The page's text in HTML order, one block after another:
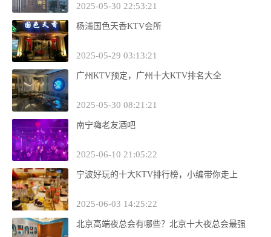
2025-05-30 22:53:21
杨浦国色天香KTV会所
2025-05-29 03:13:21
广州KTV预定，广州十大KTV排名大全
2025-05-30 08:21:21
南宁嗨老友酒吧
2025-06-10 21:05:22
宁波好玩的十大KTV排行榜，小编带你走上
2025-06-03 14:25:22
北京高端夜总会有哪些？北京十大夜总会最强